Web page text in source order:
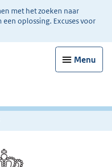
met het zoeken naar
oplossing. Excuses voor
Menu